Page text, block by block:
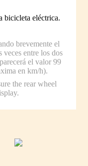
bicicleta eléctrica.
brevemente el
entre los dos
el valor 99
en km/h).
the rear wheel